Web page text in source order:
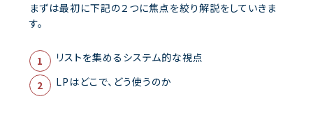
まずは最初に下記の２つに焦点を絞り解説をしていきま
す。
リストを集めるシステム的な視点
LPはどこで、どう使うのか